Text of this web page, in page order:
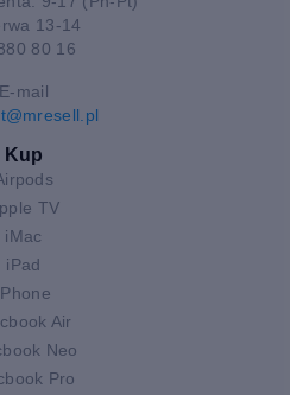
13-14
80 16
E-mail
Kup
TV
iMac
iPad
Air
Neo
Pro